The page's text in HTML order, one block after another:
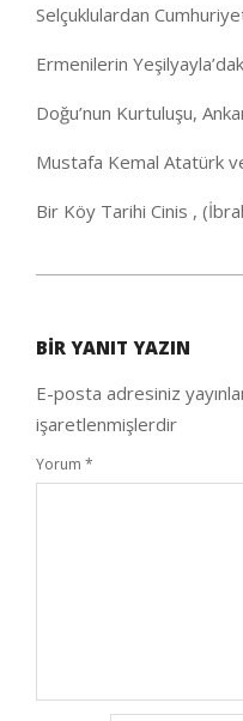
Selçuklulardan
Ermenilerin
Doğu’nun Kurtuluşu,
Mustafa Kemal Atatürk
Bir Köy Tarihi Cinis ,
04
BIR YANIT YAZIN
E-posta adresiniz
işaretlenmişlerdir
Yorum *